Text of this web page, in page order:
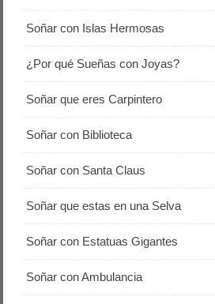
Soñar con Islas Hermosas
¿Por qué Sueñas con Joyas?
Soñar que eres Carpintero
Soñar con Biblioteca
Soñar con Santa Claus
Soñar que estas en una Selva
Soñar con Estatuas Gigantes
Soñar con Ambulancia